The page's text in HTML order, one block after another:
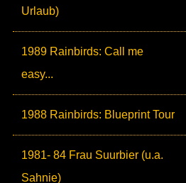
Urlaub)
1989 Rainbirds: Call me
easy...
1988 Rainbirds: Blueprint Tour
1981- 84 Frau Suurbier (u.a.
Sahnie)